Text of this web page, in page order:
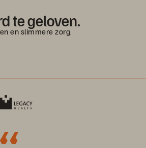
te geloven.
en slimmere zorg.